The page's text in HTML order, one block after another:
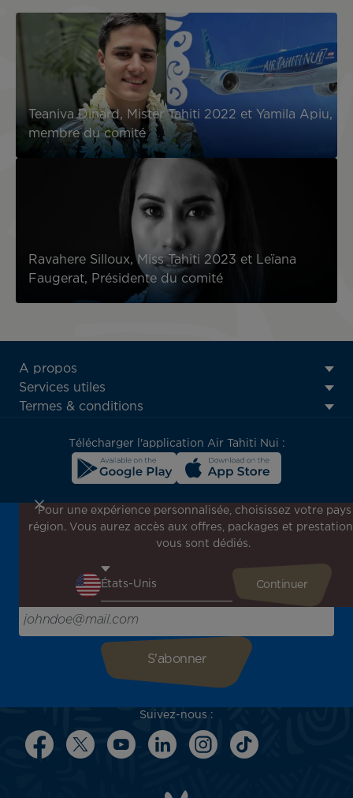
Teaniva Dinard, Mister Tahiti 2022 et Yamila Apiu,
membre du comité
Ravahere Silloux, Miss Tahiti 2023 et Leïana
Faugerat, Présidente du comité
ATN:
Footer
menu
A propos
Services utiles
Termes & conditions
Télécharger l'application Air Tahiti Nui :
Inscrivez-vous à notre newsletter !
Recevez en avant-première toutes nos offres spéciales et
l'inspiration pour votre prochain voyage !
Saisissez votre adresse e-mail ici
Suivez-nous :
Pour une expérience personnalisée, choisissez votre
région. Vous aurez accès aux offres, packages et
vous sont dédiés.